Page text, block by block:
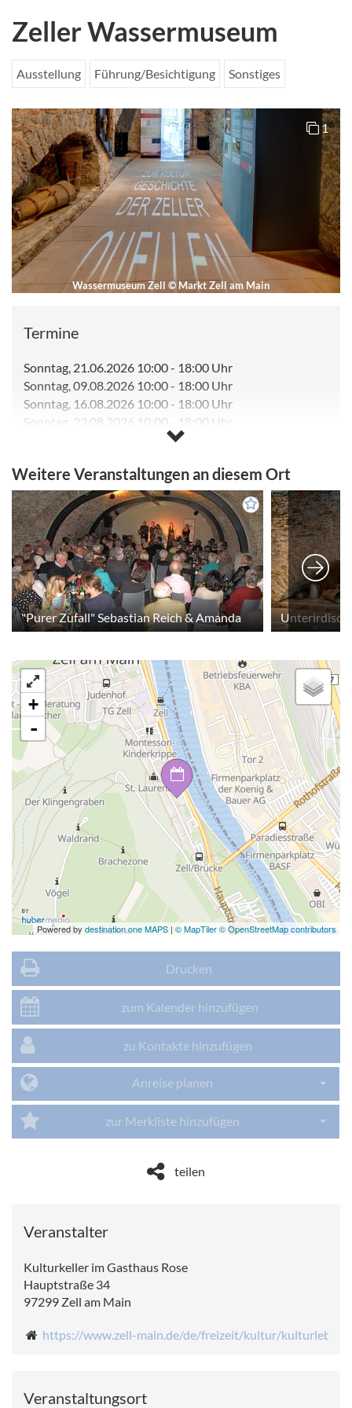
Zeller Wassermuseum
Ausstellung Führung/Besichtigung Sonstiges
Wassermuseum Zell © Markt Zell am Main
1
Termine
Sonntag, 21.06.2026 10:00- 18:00 Uhr
Sonntag, 09.08.2026 10:00- 18:00 Uhr
Sonntag, 16.08.2026 10:00 - 18:00 Uhr
Sonntag, 23.08.2026 10:00
18:00 Uhr
Sonntag, 30.08.2026 10:00-18:00 Uhr
Sonntag, 13.09.2026 10:00-18:00 Uhr
Kalender anzeigen
Weitere Veranstaltungen an diesem Ort
"Purer Zufall" Sebastian Reich & Amanda
+
-
Powered by destination.one MAPS | © MapTiler © OpenStreetMap contributors
Drucken
zum Kalender hinzufügen
zu Kontakte hinzufügen
Anreise planen
zur Merkliste hinzufügen
teilen
Veranstalter
Kulturkeller im Gasthaus Rose
Hauptstraße 34
97299 Zell am Main
https://www.zell-main.de/de/freizeit/kultur/kulturleben-
Veranstaltungsort